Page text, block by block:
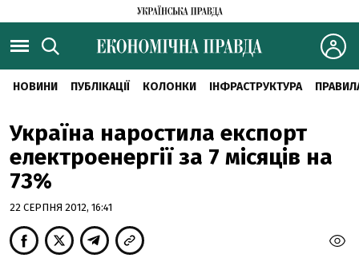
НОВИНИ ПУБЛІКАЦІЇ КОЛОНКИ ІНФРАСТРУКТУРА
Україна наростила експорт
електроенергії за 7 місяців на
73%
22 СЕРПНЯ 2012, 16:41